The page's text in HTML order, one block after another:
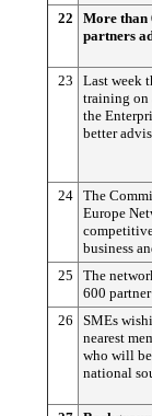
22
More than
partners
23
Last week
training on
the
better
24
The
Europe
business
25
The
600
26
SMEs
nearest
who will
national